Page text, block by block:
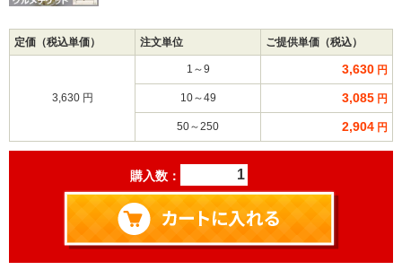
定価（税込単価） 注文単位 ご提供単価（税込）
3,630 円
1～9 3,630 円
10～49 3,085 円
50～250 2,904 円
購入数：